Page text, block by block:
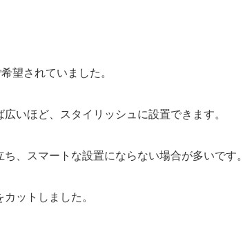
望されていました。
いほど、スタイリッシュに設置できます。
、スマートな設置にならない場合が多いです。
ットしました。